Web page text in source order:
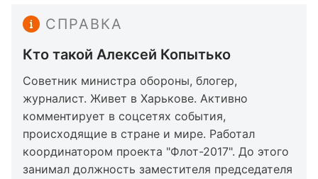
СПРАВКА
Кто такой Алексей Копытько
Советник министра обороны, блогер,
журналист. Живет в Харькове. Активно
комментирует в соцсетях события,
происходящие в стране и мире. Работал
координатором проекта "Флот-2017". До этого
занимал должность заместителя председателя